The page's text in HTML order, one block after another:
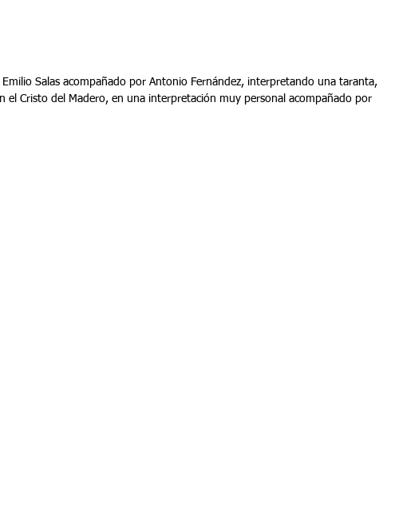
Emilio Salas acompañado por Antonio Fernández, interpretando una taranta,
el Cristo del Madero, en una interpretación muy personal acompañado por